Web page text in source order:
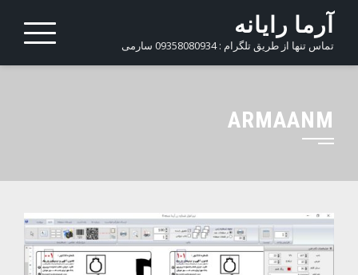
Skip
content
آرما رایانه
تماس تنها از طریق تلگرام : 09358080934 سارمی
ARMAANM